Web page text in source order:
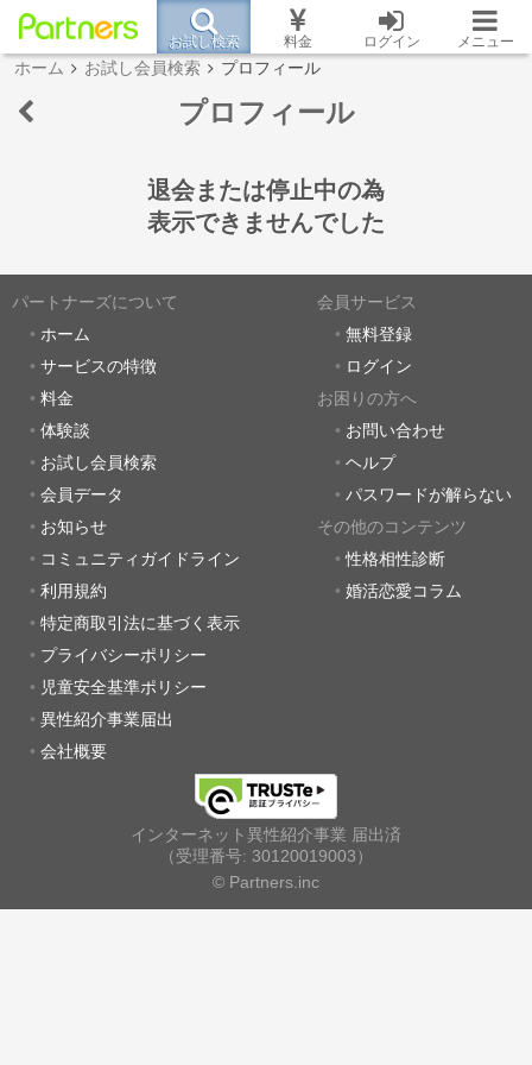
お試し検索 料金 ログイン メニュー
ホーム お試し会員検索 プロフィール
プロフィール
退会または停止中の為
表示できませんでした
パートナーズについて
ホーム
サービスの特徴
料金
体験談
お試し会員検索
会員データ
お知らせ
コミュニティガイドライン
利用規約
特定商取引法に基づく表示
プライバシーポリシー
児童安全基準ポリシー
異性紹介事業届出
会社概要
会員サービス
無料登録
ログイン
お困りの方へ
お問い合わせ
ヘルプ
パスワードが解らない
その他のコンテンツ
性格相性診断
婚活恋愛コラム
インターネット異性紹介事業 届出済
（受理番号: 30120019003）
© Partners.inc